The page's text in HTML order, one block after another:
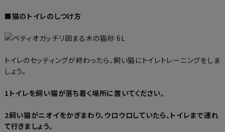
■猫のトイレのしつけ方
トイレのセッティングが終わったら、飼い猫にトイレトレーニングをしま
しょう。
1トイレを飼い猫が落ち着く場所に置いてください。
2飼い猫がニオイをかぎまわり、ウロウロしていたら、トイレまで連れ
て行きましょう。